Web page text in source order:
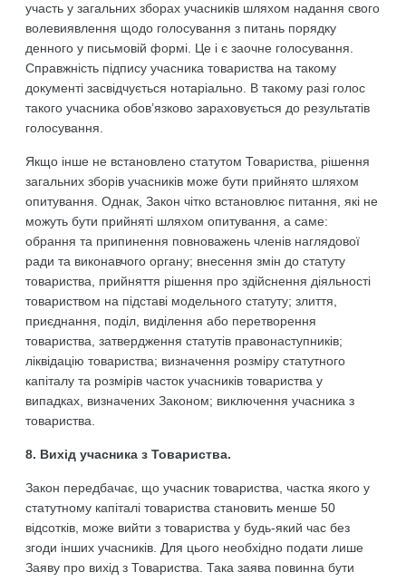
участь у загальних зборах учасників шляхом надання свого
волевиявлення щодо голосування з питань порядку
денного у письмовій формі. Це і є заочне голосування.
Справжність підпису учасника товариства на такому
документі засвідчується нотаріально. В такому разі голос
такого учасника обов’язково зараховується до результатів
голосування.
Якщо інше не встановлено статутом Товариства, рішення
загальних зборів учасників може бути прийнято шляхом
опитування. Однак, Закон чітко встановлює питання, які не
можуть бути прийняті шляхом опитування, а саме:
обрання та припинення повноважень членів наглядової
ради та виконавчого органу; внесення змін до статуту
товариства, прийняття рішення про здійснення діяльності
товариством на підставі модельного статуту; злиття,
приєднання, поділ, виділення або перетворення
товариства, затвердження статутів правонаступників;
ліквідацію товариства; визначення розміру статутного
капіталу та розмірів часток учасників товариства у
випадках, визначених Законом; виключення учасника з
товариства.
8. Вихід учасника з Товариства.
Закон передбачає, що учасник товариства, частка якого у
статутному капіталі товариства становить менше 50
відсотків, може вийти з товариства у будь-який час без
згоди інших учасників. Для цього необхідно подати лише
Заяву про вихід з Товариства. Така заява повинна бути